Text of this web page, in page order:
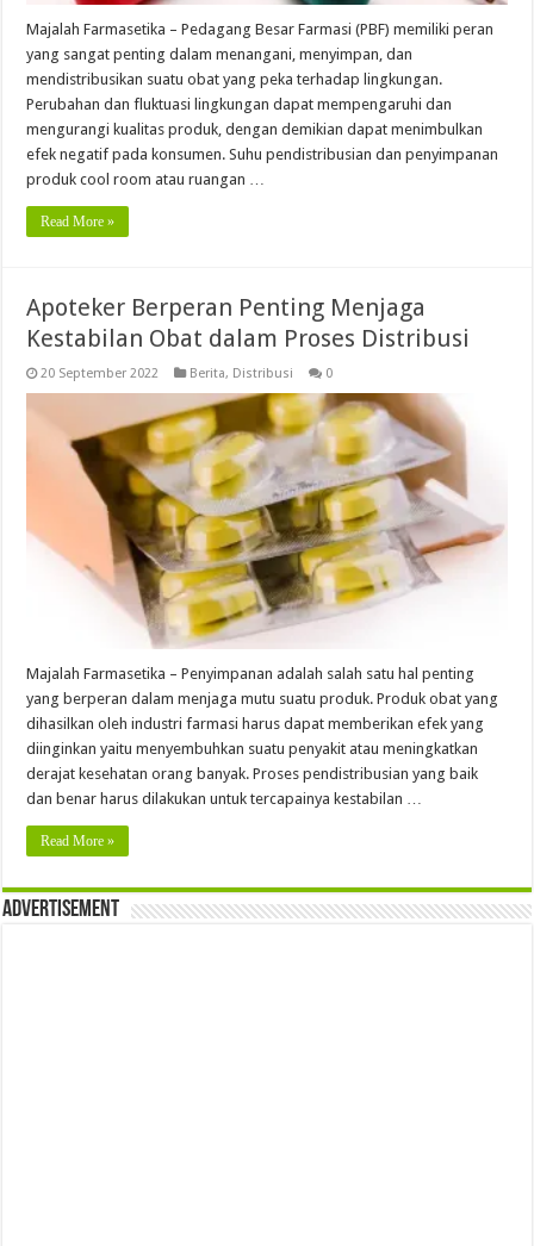
Majalah Farmasetika – Pedagang Besar Farmasi (PBF) memiliki peran
yang sangat penting dalam menangani, menyimpan, dan
mendistribusikan suatu obat yang peka terhadap lingkungan.
Perubahan dan fluktuasi lingkungan dapat mempengaruhi dan
mengurangi kualitas produk, dengan demikian dapat menimbulkan
efek negatif pada konsumen. Suhu pendistribusian dan penyimpanan
produk cool room atau ruangan …
Read More »
Apoteker Berperan Penting Menjaga
Kestabilan Obat dalam Proses Distribusi
20 September 2022 Berita, Distribusi 0
Majalah Farmasetika – Penyimpanan adalah salah satu hal penting
yang berperan dalam menjaga mutu suatu produk. Produk obat yang
dihasilkan oleh industri farmasi harus dapat memberikan efek yang
diinginkan yaitu menyembuhkan suatu penyakit atau meningkatkan
derajat kesehatan orang banyak. Proses pendistribusian yang baik
dan benar harus dilakukan untuk tercapainya kestabilan …
Read More »
Advertisement